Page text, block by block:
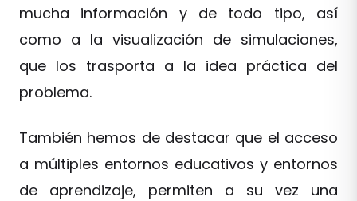
mucha información y de todo tipo, así
como a la visualización de simulaciones,
que los trasporta a la idea práctica del
problema.
También hemos de destacar que el acceso
a múltiples entornos educativos y entornos
de aprendizaje, permiten a su vez una